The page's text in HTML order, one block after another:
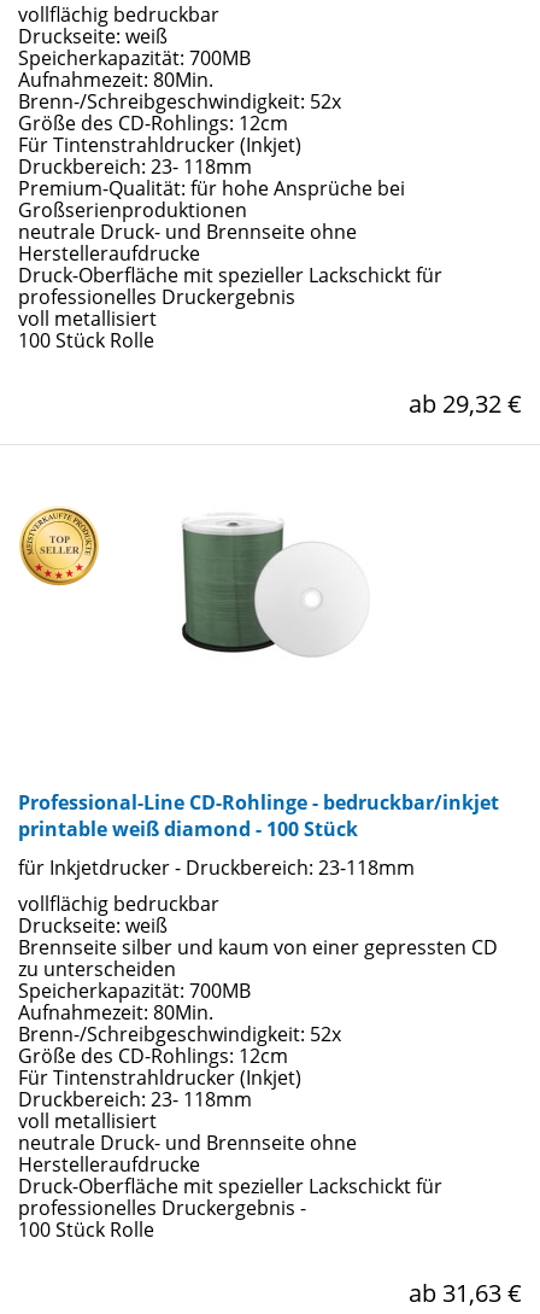
vollflächig bedruckbar
Druckseite: weiß
Speicherkapazität: 700MB
Aufnahmezeit: 80Min.
Brenn-/Schreibgeschwindigkeit: 52x
Größe des CD-Rohlings: 12cm
Für Tintenstrahldrucker (Inkjet)
Druckbereich: 23- 118mm
Premium-Qualität: für hohe Ansprüche bei
Großserienproduktionen
neutrale Druck- und Brennseite ohne
Herstelleraufdrucke
Druck-Oberfläche mit spezieller Lackschickt für
professionelles Druckergebnis
voll metallisiert
100 Stück Rolle
ab 29,32 €
Professional-Line CD-Rohlinge - bedruckbar/inkjet
printable weiß diamond - 100 Stück
für Inkjetdrucker - Druckbereich: 23-118mm
vollflächig bedruckbar
Druckseite: weiß
Brennseite silber und kaum von einer gepressten CD
zu unterscheiden
Speicherkapazität: 700MB
Aufnahmezeit: 80Min.
Brenn-/Schreibgeschwindigkeit: 52x
Größe des CD-Rohlings: 12cm
Für Tintenstrahldrucker (Inkjet)
Druckbereich: 23- 118mm
voll metallisiert
neutrale Druck- und Brennseite ohne
Herstelleraufdrucke
Druck-Oberfläche mit spezieller Lackschickt für
professionelles Druckergebnis -
100 Stück Rolle
ab 31,63 €